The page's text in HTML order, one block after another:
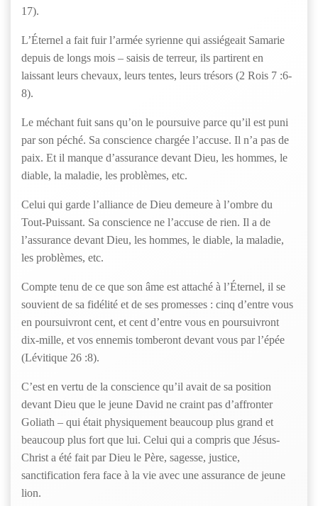
17).
L’Éternel a fait fuir l’armée syrienne qui assiégeait Samarie
depuis de longs mois – saisis de terreur, ils partirent en
laissant leurs chevaux, leurs tentes, leurs trésors (2 Rois 7 :6-
8).
Le méchant fuit sans qu’on le poursuive parce qu’il est puni
par son péché. Sa conscience chargée l’accuse. Il n’a pas de
paix. Et il manque d’assurance devant Dieu, les hommes, le
diable, la maladie, les problèmes, etc.
Celui qui garde l’alliance de Dieu demeure à l’ombre du
Tout-Puissant. Sa conscience ne l’accuse de rien. Il a de
l’assurance devant Dieu, les hommes, le diable, la maladie,
les problèmes, etc.
Compte tenu de ce que son âme est attaché à l’Éternel, il se
souvient de sa fidélité et de ses promesses : cinq d’entre vous
en poursuivront cent, et cent d’entre vous en poursuivront
dix-mille, et vos ennemis tomberont devant vous par l’épée
(Lévitique 26 :8).
C’est en vertu de la conscience qu’il avait de sa position
devant Dieu que le jeune David ne craint pas d’affronter
Goliath – qui était physiquement beaucoup plus grand et
beaucoup plus fort que lui. Celui qui a compris que Jésus-
Christ a été fait par Dieu le Père, sagesse, justice,
sanctification fera face à la vie avec une assurance de jeune
lion.